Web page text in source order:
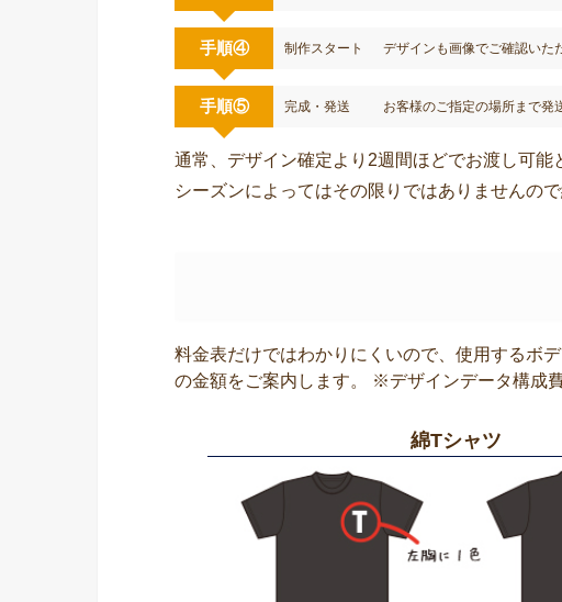
手順④ 制作スタート デザインも画像でご確認いた
手順⑤ 完成・発送 お客様のご指定の場所まで発
通常、デザイン確定より2週間ほどでお渡し可能
シーズンによってはその限りではありませんの
料金表だけではわかりにくいので、使用するボ
の金額をご案内します。 ※デザインデータ構成
綿Tシャツ